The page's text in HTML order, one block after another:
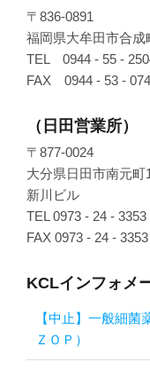
〒836-0891
福岡県大牟田市合成
TEL 0944 - 55 -
FAX 0944 - 53 -
（日田営業所）
〒877-0024
大分県日田市南元町
新川ビル
TEL 0973 - 24 - 3353
FAX 0973 - 24 - 3353
KCLインフォメ
【中止】一般細菌
ＺＯＰ）